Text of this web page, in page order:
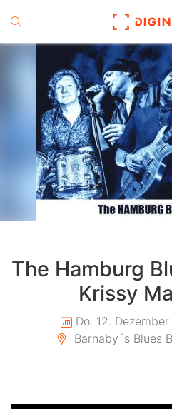
The Hamburg
Krissy
Do. 12.
Barnaby´s Blues